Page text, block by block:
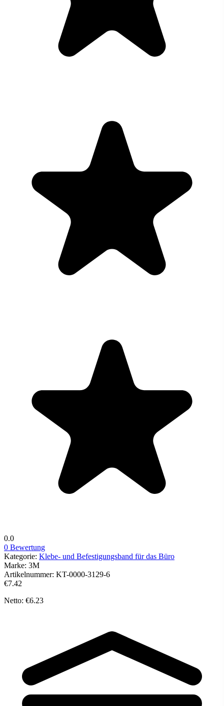
0.0
0 Bewertung
Kategorie: Klebe- und Befestigungsband für das Büro
Marke: 3M
Artikelnummer: KT-0000-3129-6
€7.42
Netto: €6.23